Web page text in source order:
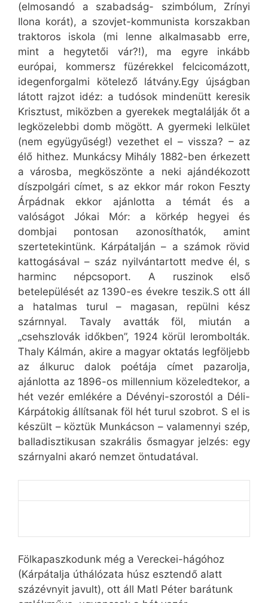
(elmosandó a szabadság- szimbólum, Zrínyi
Ilona korát), a szovjet-kommunista korszakban
traktoros iskola (mi lenne alkalmasabb erre,
mint a hegytetői vár?!), ma egyre inkább
európai, kommersz füzérekkel felcicomázott,
idegenforgalmi kötelező látvány.Egy újságban
látott rajzot idéz: a tudósok mindenütt keresik
Krisztust, miközben a gyerekek megtalálják őt a
legközelebbi domb mögött. A gyermeki lelkület
(nem együgyűség!) vezethet el – vissza? – az
élő hithez. Munkácsy Mihály 1882-ben érkezett
a városba, megköszönte a neki ajándékozott
díszpolgári címet, s az ekkor már rokon Feszty
Árpádnak ekkor ajánlotta a témát és a
valóságot Jókai Mór: a körkép hegyei és
dombjai pontosan azonosíthatók, amint
szertetekintünk. Kárpátalján – a számok rövid
kattogásával – száz nyilvántartott medve él, s
harminc népcsoport. A ruszinok első
betelepülését az 1390-es évekre teszik.S ott áll
a hatalmas turul – magasan, repülni kész
szárnnyal. Tavaly avatták föl, miután a
„csehszlovák időkben”, 1924 körül lerombolták.
Thaly Kálmán, akire a magyar oktatás legföljebb
az álkuruc dalok poétája címet pazarolja,
ajánlotta az 1896-os millennium közeledtekor, a
hét vezér emlékére a Dévényi-szorostól a Déli-
Kárpátokig állítsanak föl hét turul szobrot. S el is
készült – köztük Munkácson – valamennyi szép,
balladisztikusan szakrális ősmagyar jelzés: egy
szárnyalni akaró nemzet öntudatával.
Fölkapaszkodunk még a Vereckei-hágóhoz
(Kárpátalja úthálózata húsz esztendő alatt
százévnyit javult), ott áll Matl Péter barátunk